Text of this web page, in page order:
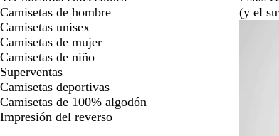
Camisetas de hombre
Camisetas unisex
Camisetas de mujer
Camisetas de niño
Superventas
Camisetas deportivas
Camisetas de 100% algodón
Impresión del reverso
(y el